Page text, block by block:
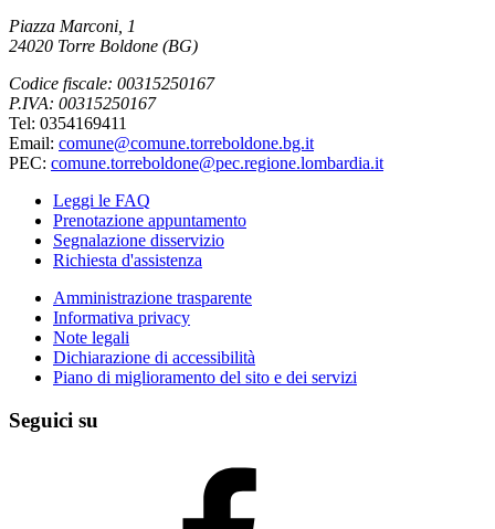
Piazza Marconi, 1
24020 Torre Boldone (BG)
Codice fiscale: 00315250167
P.IVA: 00315250167
Tel: 0354169411
Email: comune@comune.torreboldone.bg.it
PEC: comune.torreboldone@pec.regione.lombardia.it
Leggi le FAQ
Prenotazione appuntamento
Segnalazione disservizio
Richiesta d'assistenza
Amministrazione trasparente
Informativa privacy
Note legali
Dichiarazione di accessibilità
Piano di miglioramento del sito e dei servizi
Seguici su